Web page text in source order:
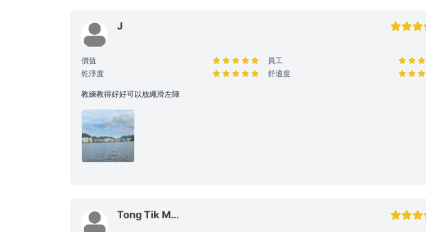
時程保留： 租賃人如於原定上船時間後兩小時(遊
席，則視為放棄該次航行權利。
航行與路線安排： 為保障航行安全，最終路線及行
由船長落實。若行程因環境因素調整（如延遲出發
環境與財物維護： 為了您的個人安全，請避免從船
自行妥善保管，Holimood及船東將不予負責，如有
J
價值
員工
乾淨度
舒適度
教練教得好好可以放繩滑左陣
Tong Tik M...